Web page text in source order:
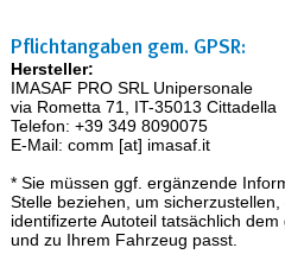
Pflichtangaben gem. GPSR:
Hersteller:
IMASAF PRO SRL Unipersonale
via Rometta 71, IT-35013 Cittadella
Telefon: +39 349 8090075
E-Mail: comm [at] imasaf.it
* Sie müssen ggf. ergänzende
Stelle beziehen, um
identifizerte Autoteil tatsächlich
und zu Ihrem Fahrzeug passt.